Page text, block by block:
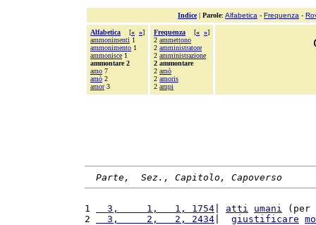
Indice| Parole: Alfabetica - Frequenza -
Alfabetica [« »]
ammonimenti 1
ammonimento 1
ammonisce 1
ammontare 2
amo 7
amò 2
amor3
Frequenza [« »]
2 ammettono
2 amministratore
2 amministrazione
2 ammontare
2 amò
2 amoris
2 ampi
Parte,  Sez., Capitolo, Capoverso
1
  3,     1,   1, 1754
atti umani (per
2
  3,     2,   2, 2434
giustificare